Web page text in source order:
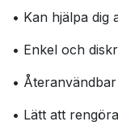
• Kan hjälpa dig
• Enkel och
• Återanvändbar
• Lätt att rengöra